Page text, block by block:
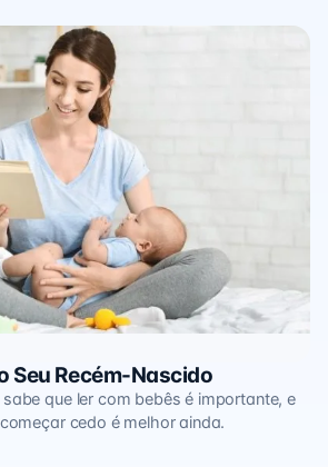
Seu Recém-Nascido
que ler com bebês é importante, e
cedo é melhor ainda.